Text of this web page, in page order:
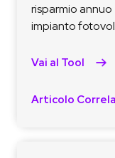
risparmio
impianto
Vai al Tool
Articolo